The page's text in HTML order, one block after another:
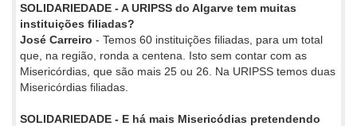
SOLIDARIEDADE - A URIPSS do Algarve tem muitas
instituições filiadas?
José Carreiro - Temos 60 instituições filiadas, para um total
que, na região, ronda a centena. Isto sem contar com as
Misericórdias, que são mais 25 ou 26. Na URIPSS temos duas
Misericórdias filiadas.
SOLIDARIEDADE - E há mais Misericódias pretendendo